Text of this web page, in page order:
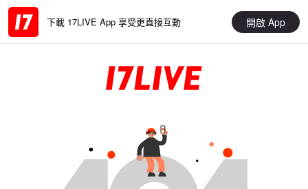
下載 17LIVE App 享受更直接互動 開啟 App